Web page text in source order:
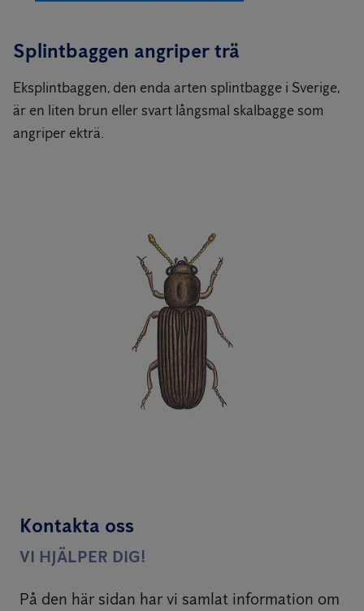
Splintbaggen angriper trä
Eksplintbaggen, den enda arten splintbagge i Sverige,
är en liten brun eller svart långsmal skalbagge som
angriper ekträ.
Kontakta oss
VI HJÄLPER DIG!
På den här sidan har vi samlat information om